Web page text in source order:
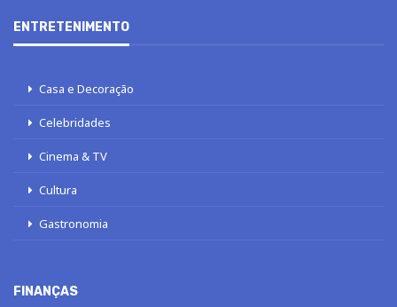
ENTRETENIMENTO
Casa e Decoração
Celebridades
Cinema & TV
Cultura
Gastronomia
FINANÇAS